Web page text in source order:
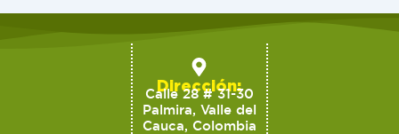
Dirección:
Calle 28 # 31-30
Palmira, Valle del
Cauca, Colombia